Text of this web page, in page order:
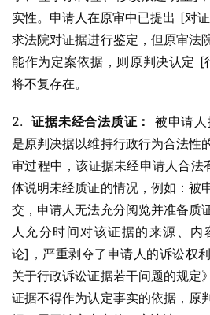
实性。申请人在原审中已提出 [对
求法院对证据进行鉴定，但原审法
能作为定案依据，则原判决认定 [
将不复存在。
2. 证据未经合法质证：
被申请
是原判决据以维持行政行为合法性
审过程中，该证据未经申请人合
体说明未经质证的情况，例如：被
交，申请人无法充分阅览并准备质
人充分时间对该证据的来源、内
论]，严重剥夺了申请人的诉讼权
关于行政诉讼证据若干问题的规定
证据不得作为认定事实的依据，原